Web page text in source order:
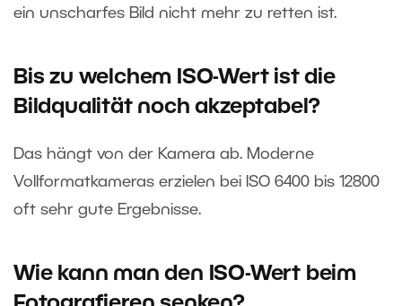
ein unscharfes Bild nicht mehr zu retten ist.
Bis zu welchem ISO-Wert ist die
Bildqualität noch akzeptabel?
Das hängt von der Kamera ab. Moderne
Vollformatkameras erzielen bei ISO 6400 bis 12800
oft sehr gute Ergebnisse.
Wie kann man den ISO-Wert beim